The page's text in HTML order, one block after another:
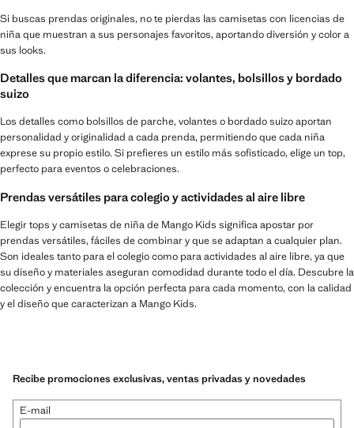
Si buscas prendas originales, no te pierdas las camisetas con licencias de
niña que muestran a sus personajes favoritos, aportando diversión y color a
sus looks.
Detalles que marcan la diferencia: volantes, bolsillos y bordado
suizo
Los detalles como bolsillos de parche, volantes o bordado suizo aportan
personalidad y originalidad a cada prenda, permitiendo que cada niña
exprese su propio estilo. Si prefieres un estilo más sofisticado, elige un top,
perfecto para eventos o celebraciones.
Prendas versátiles para colegio y actividades al aire libre
Elegir tops y camisetas de niña de Mango Kids significa apostar por
prendas versátiles, fáciles de combinar y que se adaptan a cualquier plan.
Son ideales tanto para el colegio como para actividades al aire libre, ya que
su diseño y materiales aseguran comodidad durante todo el día. Descubre la
colección y encuentra la opción perfecta para cada momento, con la calidad
y el diseño que caracterizan a Mango Kids.
Recibe promociones exclusivas, ventas privadas y novedades
E-mail